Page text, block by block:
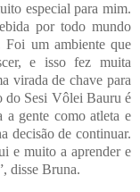
especial para mim.
por todo mundo
Foi um ambiente que
e isso fez muita
virada de chave para
do Sesi Vôlei Bauru é
a gente como atleta e
decisão de continuar.
e muito a aprender e
disse Bruna.